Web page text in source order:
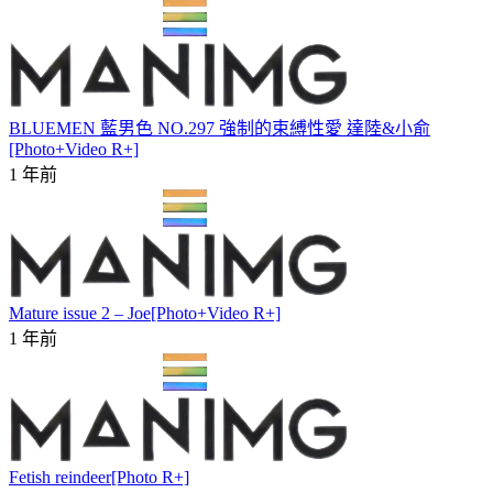
BLUEMEN 藍男色 NO.297 強制的束縛性愛 達陸&小俞
[Photo+Video R+]
1 年前
Mature issue 2 – Joe[Photo+Video R+]
1 年前
Fetish reindeer[Photo R+]